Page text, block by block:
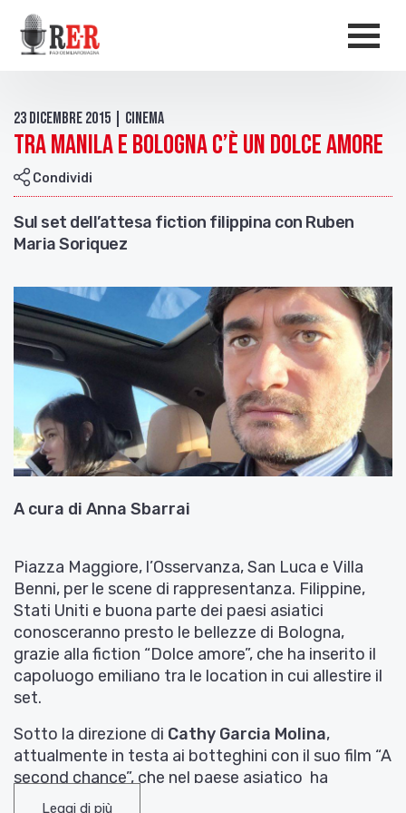
Salta al contenuto principale
23 Dicembre 2015 | Cinema
Tra Manila e Bologna c’è un Dolce amore
Condividi
Sul set dell’attesa fiction filippina con Ruben
Maria Soriquez
A cura di Anna Sbarrai
Piazza Maggiore, l’Osservanza, San Luca e Villa
Benni, per le scene di rappresentanza. Filippine,
Stati Uniti e buona parte dei paesi asiatici
conosceranno presto le bellezze di Bologna,
grazie alla fiction “Dolce amore”, che ha inserito il
capoluogo emiliano tra le location in cui allestire il
set.
Sotto la direzione di Cathy Garcia Molina,
attualmente in testa ai botteghini con il suo film “A
second chance”, che nel paese asiatico ha
superato il record di incassi detenuto da Harry
Leggi di più